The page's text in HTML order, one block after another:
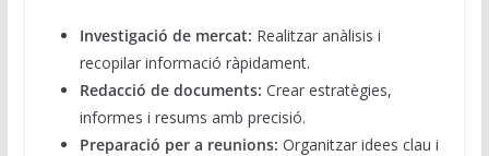
Investigació de mercat: Realitzar anàlisis i
recopilar informació ràpidament.
Redacció de documents: Crear estratègies,
informes i resums amb precisió.
Preparació per a reunions: Organitzar idees clau i